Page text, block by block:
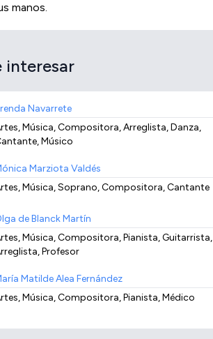
manos.
interesar
Navarrete
Música, Compositora, Arreglista, Danza,
Músico
Marziota Valdés
Música, Soprano, Compositora, Cantante
de Blanck Martín
Música, Compositora, Pianista, Guitarrista,
Profesor
Matilde Alea Fernández
Música, Compositora, Pianista, Médico